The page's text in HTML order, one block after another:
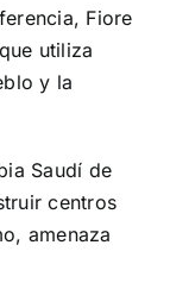
Fiore
utiliza
y la
Saudí de
centros
amenaza